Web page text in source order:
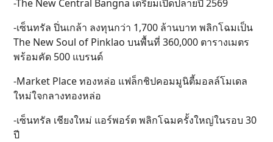
-The New Central Bangna เตรียมเปิดปลายปี 2569
-เซ็นทรัล ปิ่นเกล้า ลงทุนกว่า 1,700 ล้านบาท พลิกโฉมเป็น
The New Soul of Pinklao บนพื้นที่ 360,000 ตารางเมตร
พร้อมคัด 500 แบรนด์
-Market Place ทองหล่อ แฟล็กชิปคอมมูนิตี้มอลล์โมเดล
ใหม่ใจกลางทองหล่อ
-เซ็นทรัล เชียงใหม่ แอร์พอร์ต พลิกโฉมครั้งใหญ่ในรอบ 30
ปี